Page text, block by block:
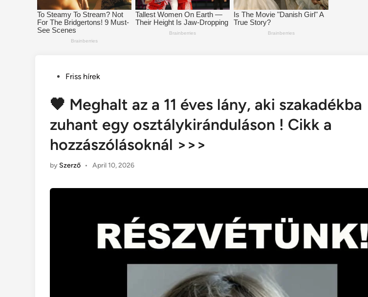
PostedFriss hírek
🖤 Meghalt az a 11 éves lány, aki szakadékba
zuhant egy osztálykiránduláson ! Cikk a
hozzászólásoknál >>>
by Szerző • April 10, 2026